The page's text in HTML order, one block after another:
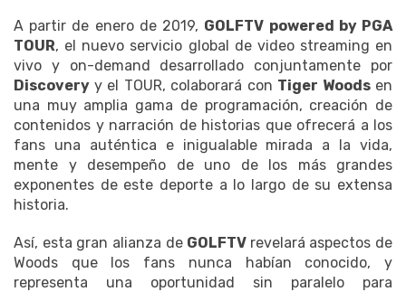
A partir de enero de 2019, GOLFTV powered by PGA
TOUR, el nuevo servicio global de video streaming en
vivo y on-demand desarrollado conjuntamente por
Discovery y el TOUR, colaborará con Tiger Woodsen
una muy amplia gama de programación, creación de
contenidos y narración de historias que ofrecerá a los
fans una auténtica e inigualable mirada a la vida,
mente y desempeño de uno de los más grandes
exponentes de este deporte a lo largo de su extensa
historia.
Así, esta gran alianza de GOLFTV revelará aspectos de
Woods que los fans nunca habían conocido, y
representa una oportunidad sin paralelo para